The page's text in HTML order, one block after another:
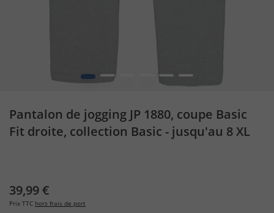
1 2 5 6
Pantalon de jogging JP 1880, coupe Basic
Fit droite, collection Basic - jusqu'au 8 XL
39,99 €
Prix TTC hors frais de port